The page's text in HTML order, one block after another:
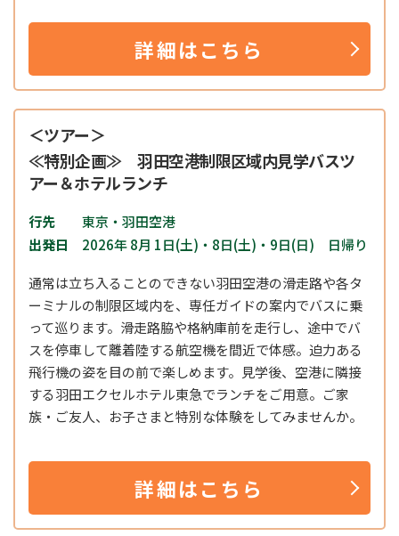
詳細はこちら
＜ツアー＞
≪特別企画≫ 羽田空港制限区域内見学バスツ
アー＆ホテルランチ
行先
東京・羽田空港
出発日
2026年 8月 1日(土)・8日(土)・9日(日) 日帰り
通常は立ち入ることのできない羽田空港の滑走路や各タ
ーミナルの制限区域内を、専任ガイドの案内でバスに乗
って巡ります。滑走路脇や格納庫前を走行し、途中でバ
スを停車して離着陸する航空機を間近で体感。迫力ある
飛行機の姿を目の前で楽しめます。 見学後、空港に隣接
する羽田エクセルホテル東急でランチをご用意。ご家
族・ご友人、お子さまと特別な体験をしてみませんか。
詳細はこちら